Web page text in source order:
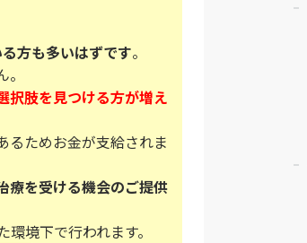
方も多いはずです。
択肢を見つける方が増え
ためお金が支給されま
療を受ける機会のご提供
境下で行われます。